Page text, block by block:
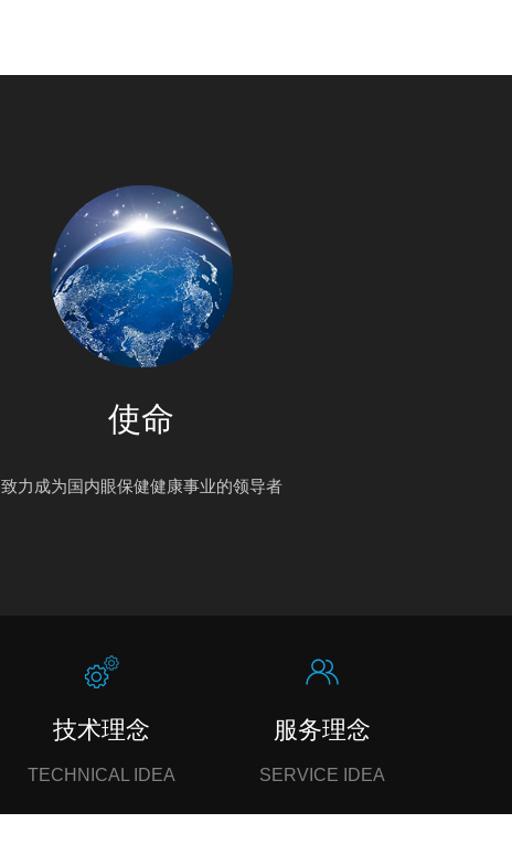
技术理念
TECHNICAL IDEA
服务理念
SERVICE IDEA
使命
致力成为国内眼保健健康事业的领导者